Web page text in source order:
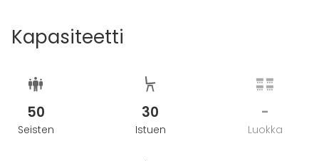
Kapasiteetti
50
Seisten
30
Istuen
-
Luokka